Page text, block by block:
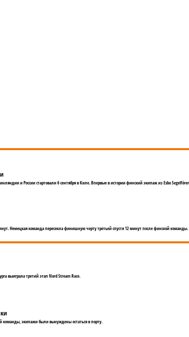
и России стартовали 6 сентября в Киле. Впервые в истории финский экипаж из Esbo
Немецкая команда пересекла финишную черту третьей спустя 12 минут после финской команды.
выиграла третий этап Nord Stream Race.
команды, экипажи были вынуждены остаться в порту.